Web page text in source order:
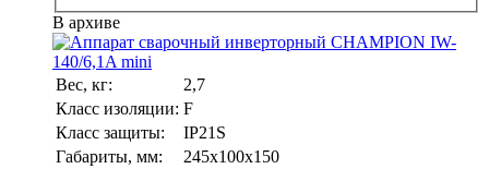
В архиве
Вес, кг:
2,7
Класс изоляции: F
Класс защиты:
IP21S
Габариты, мм:
245х100х150